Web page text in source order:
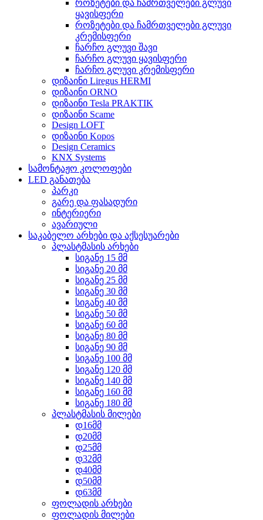
როზეტები და ჩამრთველები გლუვი
ყავისფერი
როზეტები და ჩამრთველები გლუვი
კრემისფერი
ჩარჩო გლუვი შავი
ჩარჩო გლუვი ყავისფერი
ჩარჩო გლუვი კრემისფერი
დიზაინი Liregus HERMI
დიზაინი ORNO
დიზაინი Tesla PRAKTIK
დიზაინი Scame
Design LOFT
დიზაინი Kopos
Design Ceramics
KNX Systems
სამონტაჟო კოლოფები
LED განათება
პარკი
გარე და ფასადური
ინტერიერი
ავარიული
საკაბელო არხები და აქსესუარები
პლასტმასის არხები
სიგანე 15 მმ
სიგანე 20 მმ
სიგანე 25 მმ
სიგანე 30 მმ
სიგანე 40 მმ
სიგანე 50 მმ
სიგანე 60 მმ
სიგანე 80 მმ
სიგანე 90 მმ
სიგანე 100 მმ
სიგანე 120 მმ
სიგანე 140 მმ
სიგანე 160 მმ
სიგანე 180 მმ
პლასტმასის მილები
დ16მმ
დ20მმ
დ25მმ
დ32მმ
დ40მმ
დ50მმ
დ63მმ
ფოლადის არხები
ფოლადის მილები